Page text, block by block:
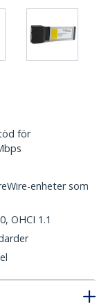
för
enheter som
OHCI 1.1